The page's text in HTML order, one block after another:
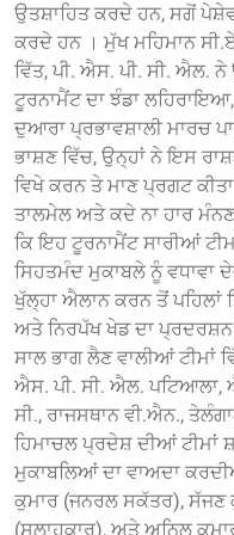
ਉਤਸ਼ਾਹਿਤ ਕਰਦੇ ਹਨ, ਸਗੋਂ
ਕਰਦੇ ਹਨ । ਮੁੱਖ ਮਹਿਮਾਨ
ਵਿੱਤ, ਪੀ. ਐਸ. ਪੀ. ਸੀ. ਐਲ.
ਟੂਰਨਾਮੈਂਟ ਦਾ ਝੰਡਾ
ਦੁਆਰਾ ਪ੍ਰਭਾਵਸ਼ਾਲੀ ਮਾਰਚ
ਭਾਸ਼ਣ ਵਿੱਚ, ਉਨ੍ਹਾਂ ਨੇ ਇਸ
ਵਿਖੇ ਕਰਨ ਤੇ ਮਾਣ ਪ੍ਰਗਟ
ਤਾਲਮੇਲ ਅਤੇ ਕਦੇ ਨਾ ਹਾਰ ਮੰਨਣ
ਕਿ ਇਹ ਟੂਰਨਾਮੈਂਟ ਸਾਰੀਆਂ
ਸਿਹਤਮੰਦ ਮੁਕਾਬਲੇ ਨੂੰ ਵਧਾਵਾ
ਖੁੱਲ੍ਹਾ ਐਲਾਨ ਕਰਨ ਤੋਂ ਪਹਿਲਾਂ
ਅਤੇ ਨਿਰਪੱਖ ਖੇਡ ਦਾ
ਸਾਲ ਭਾਗ ਲੈਣ ਵਾਲੀਆਂ ਟੀਮਾਂ
ਐਸ. ਪੀ. ਸੀ. ਐਲ. ਪਟਿਆਲਾ,
ਸੀ., ਰਾਜਸਥਾਨ ਵੀ.ਐਨ.,
ਹਿਮਾਚਲ ਪ੍ਰਦੇਸ਼ ਦੀਆਂ ਟੀਮਾਂ
ਮੁਕਾਬਲਿਆਂ ਦਾ ਵਾਅਦਾ
ਕੁਮਾਰ (ਜਨਰਲ ਸਕੱਤਰ), ਸੱਜਣ
(ਸਲਾਹਕਾਰ), ਅਤੇ ਅਨਿਲ